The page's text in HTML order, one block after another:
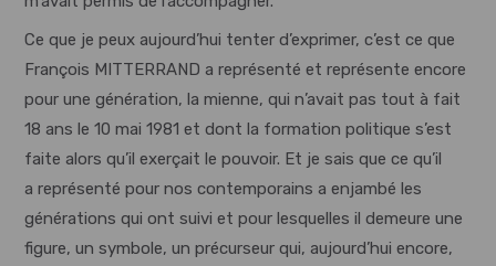
Ce que je peux aujourd’hui tenter d’exprimer, c’est ce que
François MITTERRAND a représenté et représente encore
pour une génération, la mienne, qui n’avait pas tout à fait
18 ans le 10 mai 1981 et dont la formation politique s’est
faite alors qu’il exerçait le pouvoir. Et je sais que ce qu’il
a représenté pour nos contemporains a enjambé les
générations qui ont suivi et pour lesquelles il demeure une
figure, un symbole, un précurseur qui, aujourd’hui encore,